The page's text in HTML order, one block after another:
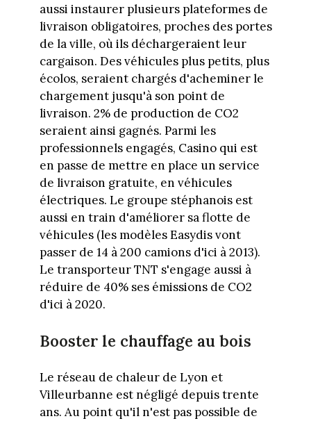
aussi instaurer plusieurs plateformes de
livraison obligatoires, proches des portes
de la ville, où ils déchargeraient leur
cargaison. Des véhicules plus petits, plus
écolos, seraient chargés d'acheminer le
chargement jusqu'à son point de
livraison. 2% de production de CO2
seraient ainsi gagnés. Parmi les
professionnels engagés, Casino qui est
en passe de mettre en place un service
de livraison gratuite, en véhicules
électriques. Le groupe stéphanois est
aussi en train d'améliorer sa flotte de
véhicules (les modèles Easydis vont
passer de 14 à 200 camions d'ici à 2013).
Le transporteur TNT s'engage aussi à
réduire de 40% ses émissions de CO2
d'ici à 2020.
Booster le chauffage au bois
Le réseau de chaleur de Lyon et
Villeurbanne est négligé depuis trente
ans. Au point qu'il n'est pas possible de